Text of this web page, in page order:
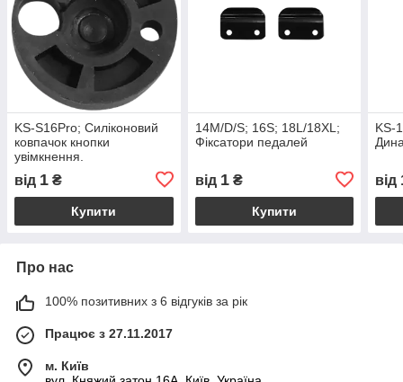
KS-S16Pro; Силіконовий
ковпачок кнопки
увімкнення.
від 1 ₴
Купити
14M/D/S; 16S; 18L/18XL;
Фіксатори педалей
від 1₴
Купити
KS-
від
Про нас
100% позитивних з 6 відгуків за рік
Працює з 27.11.2017
м. Київ